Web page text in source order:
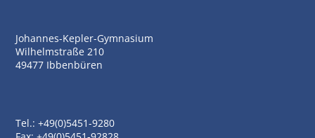
Johannes-Kepler-Gymnasium
Wilhelmstraße 210
49477 Ibbenbüren
Tel.: +49(0)5451-9280